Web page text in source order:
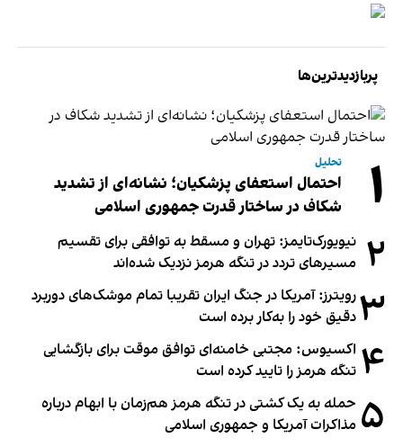
پربازدیدترین‌ها
۱ تحلیل
احتمال استعفای پزشکیان؛ نشانه‌ای از تشدید
شکاف در ساختار قدرت جمهوری اسلامی
۲ نیویورک‌تایمز: تهران و مسقط به توافقی برای تقسیم
مسیرهای تردد در تنگه هرمز نزدیک شده‌اند
۳رویترز: آمریکا در جنگ ایران تقریبا تمام موشک‌های دوربرد
دقیق خود را به‌کار برده است
۴ اکسیوس: مجتبی خامنه‌ای توافق موقت برای بازگشایی
تنگه هرمز را تایید کرده است
۵ حمله به یک کشتی در تنگه هرمز هم‌زمان با ابهام درباره
مذاکرات آمریکا و جمهوری اسلامی